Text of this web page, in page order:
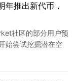
推出新代币，
社区的部分用户预
始尝试挖掘潜在空